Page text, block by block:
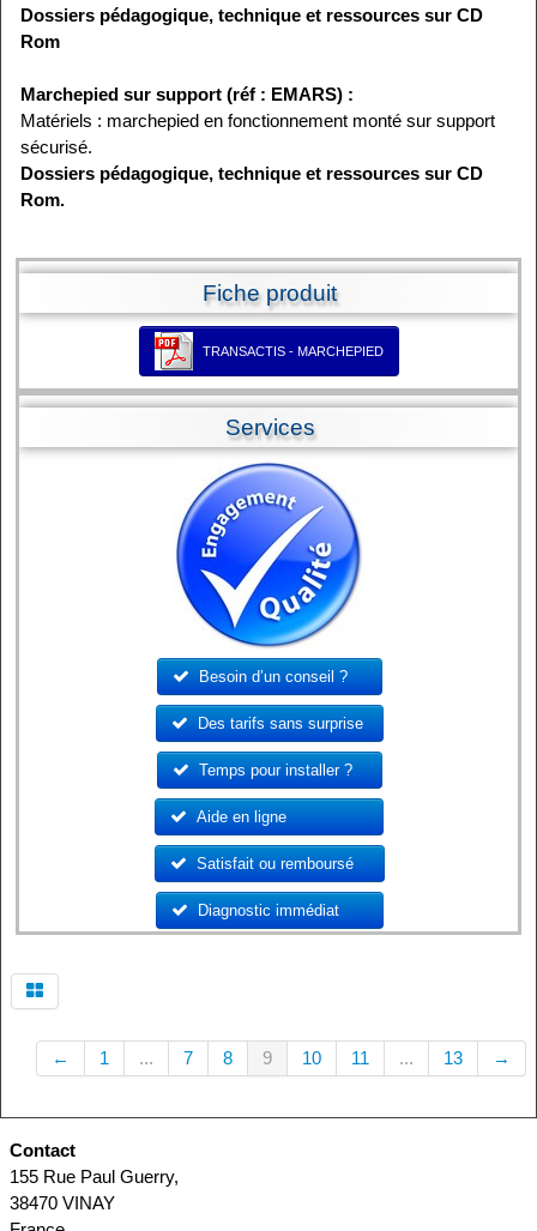
Dossiers pédagogique, technique et ressources sur CD
Rom
Marchepied sur support (réf : EMARS) :
Matériels : marchepied en fonctionnement monté sur support
sécurisé.
Dossiers pédagogique, technique et ressources sur CD
Rom.
Fiche produit
TRANSACTIS - MARCHEPIED
Services
Besoin d’un conseil ?....
Des tarifs sans surprise.
Temps pour installer ?...
Aide en ligne
Satisfait ou remboursé…
Diagnostic immédiat......
← 1 ... 7 8 9 10 11 ... 13 →
Contact
155 Rue Paul Guerry,
38470 VINAY